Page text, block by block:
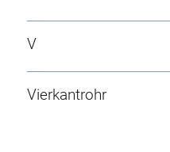
V
Vierkantrohr